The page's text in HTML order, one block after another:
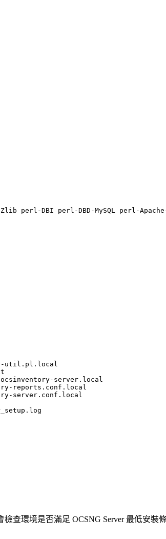
perl-DBI perl-DBD-MySQL perl-
util.pl.local
server.local
reports.conf.local
server.conf.local
查環境是否滿足 OCSNG Server 最低安裝